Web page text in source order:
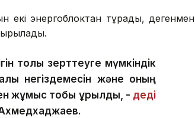
энергоблоктан тұрады, дегенмен
толық зерттеуге мүмкіндік
негіздемесін және оның
жұмыс тобы құрылды, - деді
Ахмедхаджаев.